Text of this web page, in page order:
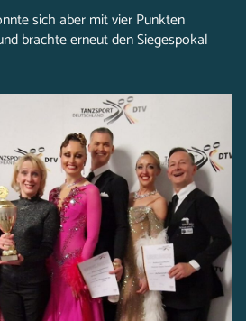
sich aber mit vier Punkten
brachte erneut den Siegespokal